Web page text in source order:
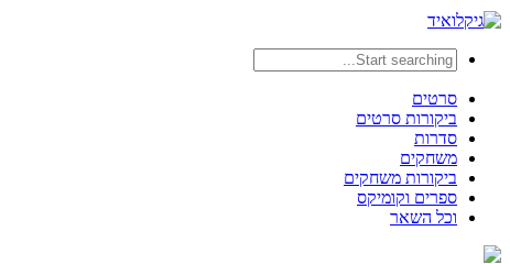
סרטים
ביקורות סרטים
סדרות
משחקים
ביקורות משחקים
ספרים וקומיקס
וכל השאר